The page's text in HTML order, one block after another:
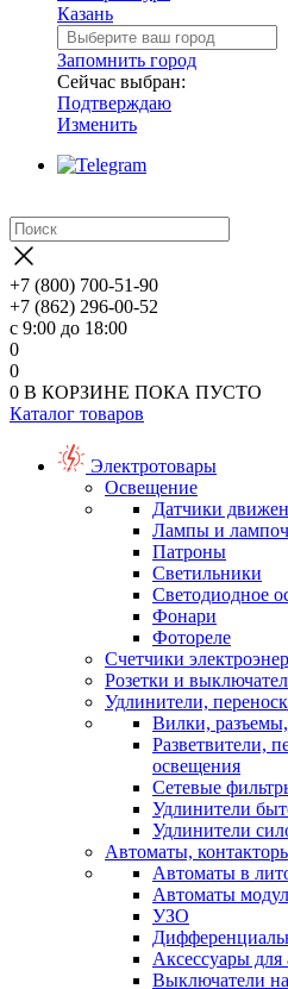
Казань
Запомнить город
Сейчас выбран:
Подтверждаю
Изменить
+7 (800) 700-51-90
+7 (862) 296-00-52
с 9:00 до 18:00
0
0
0 В КОРЗИНЕ ПОКА ПУСТО
Каталог товаров
Электротовары
Освещение
Датчики
Лампы и
Патроны
Светильники
Светодиодное
Фонари
Фотореле
Счетчики
Розетки и
Удлинители,
Вилки,
Разветвители,
освещения
Сетевые
Удлинители
Удлинители
Автоматы,
Автоматы в
Автоматы
УЗО
Аксессуары для
Выключатели